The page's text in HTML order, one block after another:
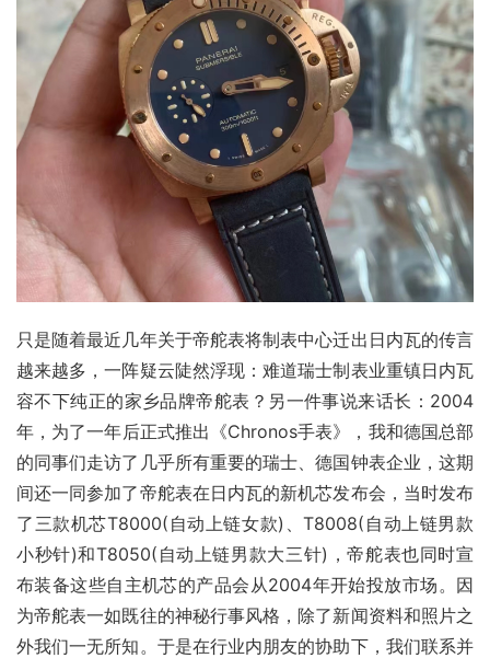
只是随着最近几年关于帝舵表将制表中心迁出日内瓦的传言
越来越多，一阵疑云陡然浮现：难道瑞士制表业重镇日内瓦
容不下纯正的家乡品牌帝舵表？另一件事说来话长：2004
年，为了一年后正式推出《Chronos手表》，我和德国总部
的同事们走访了几乎所有重要的瑞士、德国钟表企业，这期
间还一同参加了帝舵表在日内瓦的新机芯发布会，当时发布
了三款机芯T8000(自动上链女款)、T8008(自动上链男款
小秒针)和T8050(自动上链男款大三针)，帝舵表也同时宣
布装备这些自主机芯的产品会从2004年开始投放市场。因
为帝舵表一如既往的神秘行事风格，除了新闻资料和照片之
外我们一无所知。于是在行业内朋友的协助下，我们联系并